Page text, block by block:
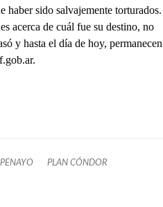
haber sido salvajemente torturados.
acerca de cuál fue su destino, no
y hasta el día de hoy, permanecen
PLAN CÓNDOR